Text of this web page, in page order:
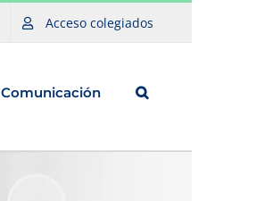
Acceso colegiados
Comunicación